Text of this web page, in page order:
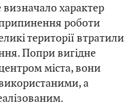
характер
роботи
території втратили
Попри вигідне
міста, вони
а